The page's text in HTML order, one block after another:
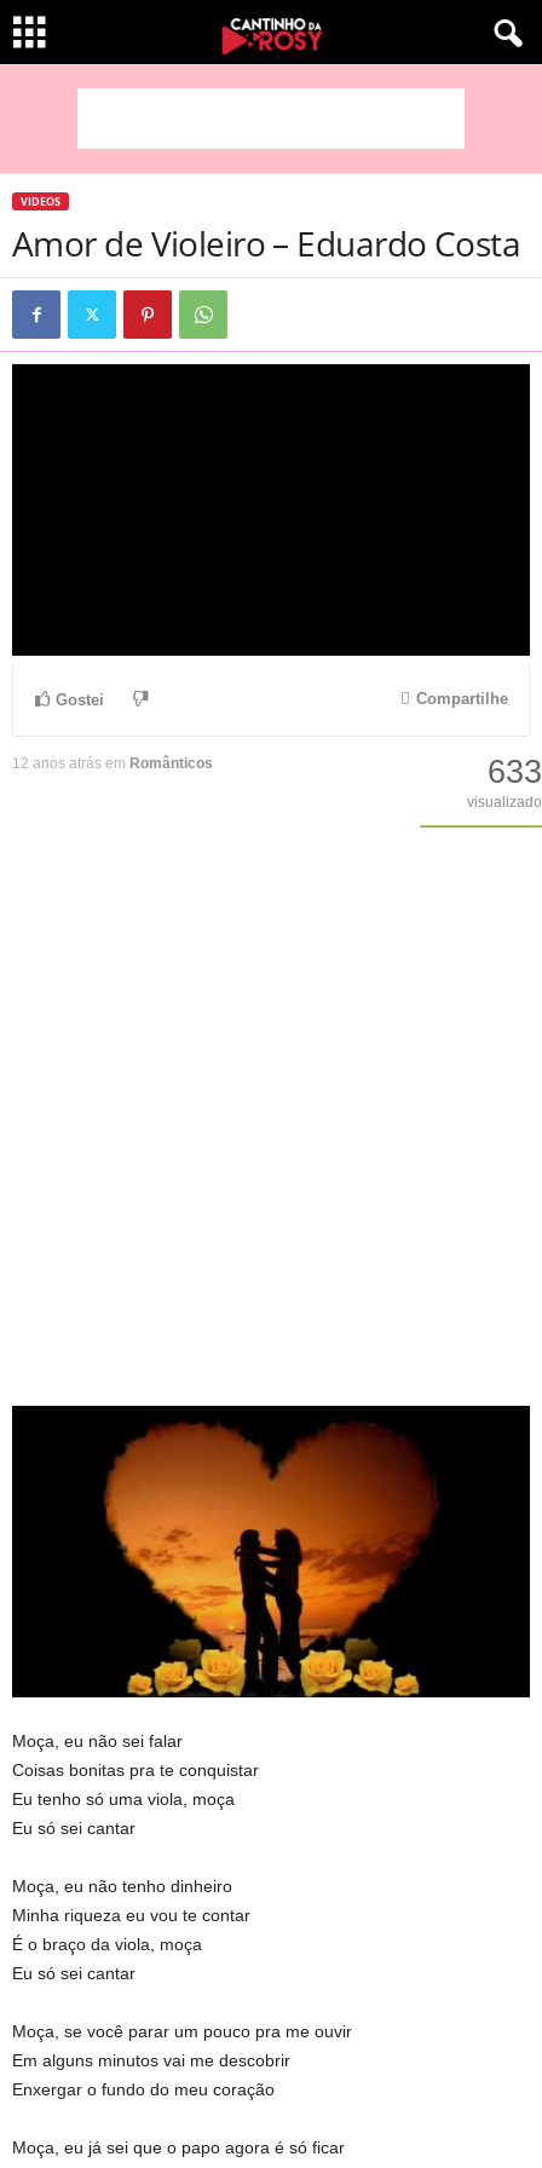
VIDEOS
Amor de Violeiro – Eduardo Costa
Gostei Compartilhe
12 anos atrás em Românticos 633
visualizado
Moça, eu não sei falar
Coisas bonitas pra te conquistar
Eu tenho só uma viola, moça
Eu só sei cantar
Moça, eu não tenho dinheiro
Minha riqueza eu vou te contar
É o braço da viola, moça
Eu só sei cantar
Moça, se você parar um pouco pra me ouvir
Em alguns minutos vai me descobrir
Enxergar o fundo do meu coração
Moça, eu já sei que o papo agora é só ficar